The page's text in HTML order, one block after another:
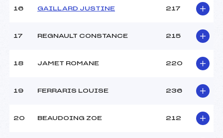
16 GAILLARD JUSTINE 217
17 REGNAULT CONSTANCE 215
18 JAMET ROMANE 220
19 FERRARIS LOUISE 236
20 BEAUDOING ZOE 212